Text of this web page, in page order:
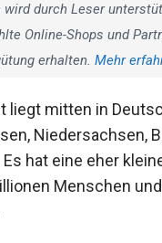
wird durch Leser
Online-Shops und
erhalten. Mehr
liegt mitten in
Niedersachsen,
hat eine eher
Menschen